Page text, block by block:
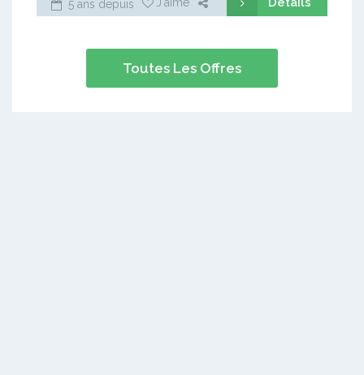
5 ans depuis
Toutes Les Offres